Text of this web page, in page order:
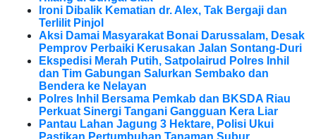
Ironi Dibalik Kematian dr. Alex, Tak Bergaji dan
Terlilit Pinjol
Aksi Damai Masyarakat Bonai Darussalam, Desak
Pemprov Perbaiki Kerusakan Jalan Sontang-Duri
Ekspedisi Merah Putih, Satpolairud Polres Inhil
dan Tim Gabungan Salurkan Sembako dan
Bendera ke Nelayan
Polres Inhil Bersama Pemkab dan BKSDA Riau
Perkuat Sinergi Tangani Gangguan Kera Liar
Pantau Lahan Jagung 3 Hektare, Polisi Ukui